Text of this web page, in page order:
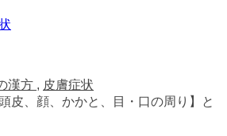
漢方 , 皮膚症状
皮、顔、かかと、目・口の周り】と